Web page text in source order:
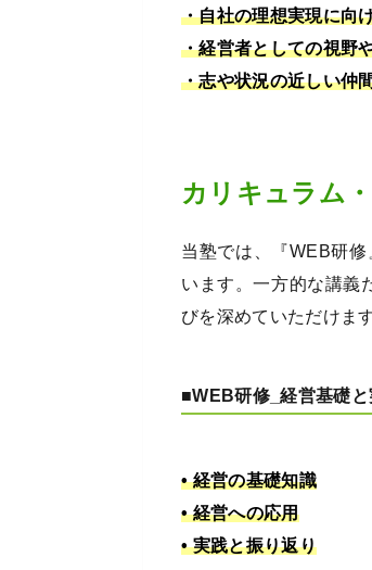
・自社の理想実現に向
・経営者としての視野
・志や状況の近しい仲
カリキュラム
当塾では、『WEB研
います。一方的な講義
びを深めていただけます
■WEB研修_経営基礎と
• 経営の基礎知識
• 経営への応用
• 実践と振り返り